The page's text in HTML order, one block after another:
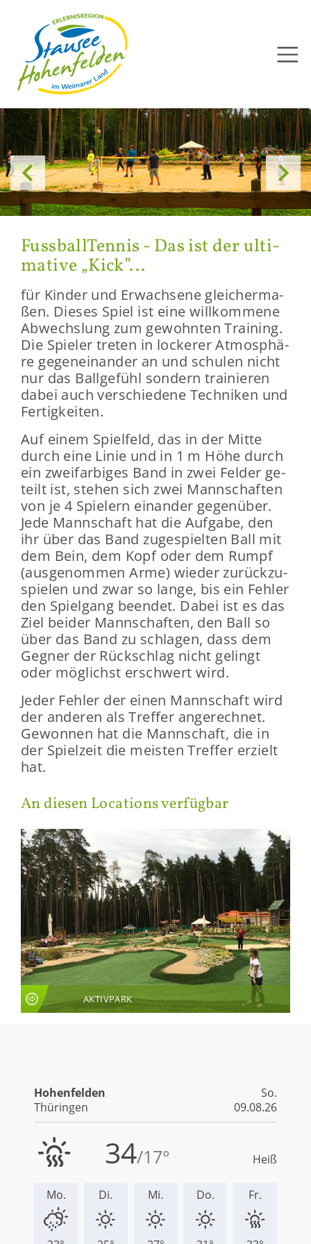
 
Fuss­ball­Ten­nis - Das ist der ul­ti­
ma­ti­ve „Kick”...
für Kin­der und Er­wach­se­ne glei­cher­ma­
ßen. Die­ses Spiel ist eine will­kom­me­ne
Ab­wechs­lung zum ge­wohn­ten Trai­ning.
Die Spie­ler tre­ten in lo­cke­rer At­mo­sphä­
re ge­gen­ein­an­der an und schu­len nicht
nur das Ball­ge­fühl son­dern trai­nie­ren
dabei auch ver­schie­de­ne Tech­ni­ken und
Fer­tig­kei­ten.
Auf einem Spiel­feld, das in der Mitte
durch eine Linie und in 1 m Höhe durch
ein zwei­far­bi­ges Band in zwei Fel­der ge­
teilt ist, ste­hen sich zwei Mann­schaf­ten
von je 4 Spie­lern ein­an­der ge­gen­über.
Jede Mann­schaft hat die Auf­ga­be, den
ihr über das Band zu­ge­spiel­ten Ball mit
dem Bein, dem Kopf oder dem Rumpf
(aus­ge­nom­men Arme) wie­der zu­rück­zu­
spie­len und zwar so lange, bis ein Feh­ler
den Spiel­gang be­en­det. Dabei ist es das
Ziel bei­der Mann­schaf­ten, den Ball so
über das Band zu schla­gen, dass dem
Geg­ner der Rück­schlag nicht ge­lingt
oder mög­lichst er­schwert wird.
Jeder Feh­ler der einen Mann­schaft wird
der an­de­ren als Tref­fer an­ge­rech­net.
Ge­won­nen hat die Mann­schaft, die in
der Spiel­zeit die meis­ten Tref­fer er­zielt
hat.
An die­sen Lo­ca­ti­ons ver­füg­bar
AKTIVPARK